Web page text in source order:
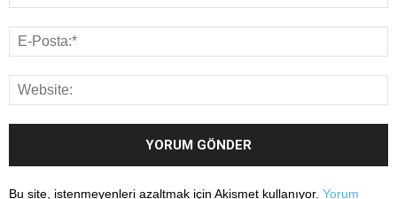
Bu site, istenmeyenleri azaltmak için Akismet kullanıyor. Yorum